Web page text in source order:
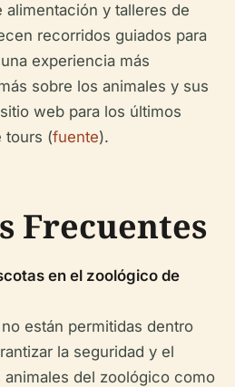
y talleres de
recorridos guiados para
experiencia más
sobre los animales y sus
web para los últimos
tours (fuente).
Frecuentes
en el zoológico de
están permitidas dentro
la seguridad y el
animales del zoológico como